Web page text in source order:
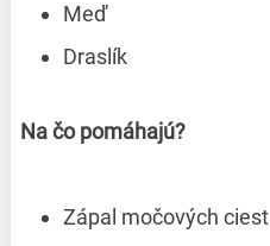
Meď
Draslík
Na čo pomáhajú?
Zápal močových ciest